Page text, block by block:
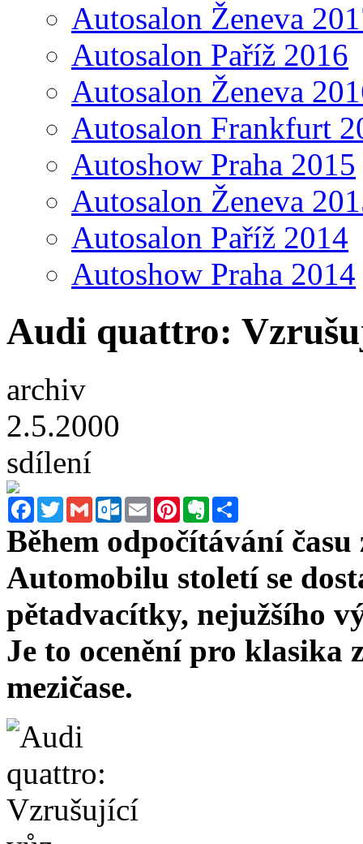
Autosalon Ženeva
Autosalon Paříž 2016
Autosalon Ženeva
Autosalon Frankfurt
Autoshow Praha 2015
Autosalon Ženeva
Autosalon Paříž 2014
Autoshow Praha 2014
Audi quattro:
archiv
2.5.2000
sdílení
FacebookTwitterGmail Outlook.com
Email PinterestEvernote
Během odpočítávání
Automobilu století se
pětadvacítky, nejužšího
Je to ocenění pro klasika
mezičase.